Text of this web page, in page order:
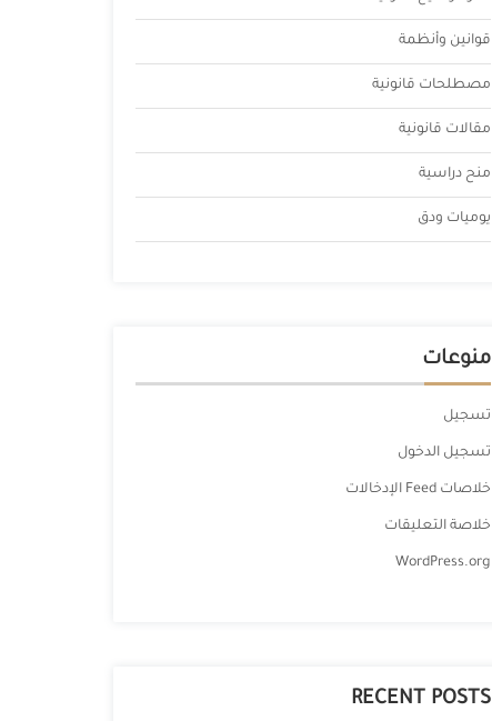
قوانين وأنظمة
مصطلحات قانونية
مقالات قانونية
منح دراسية
يوميات ودق
منوعات
تسجيل
تسجيل الدخول
خلاصات Feed الإدخالات
خلاصة التعليقات
WordPress.org
RECENT POSTS